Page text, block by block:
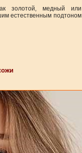
золотой, медный или
естественным подтоном